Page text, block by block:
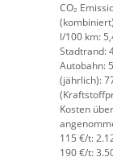
CO₂
l/100 km:
Stadtrand:
Autobahn:
(jährlich):
Kosten
115 €/t:
190 €/t: